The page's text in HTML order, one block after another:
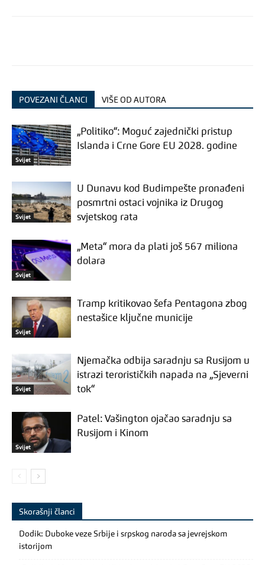
POVEZANI ČLANCI VIŠE OD AUTORA
Svijet
„Politiko“: Moguć zajednički pristup
Islanda i Crne Gore EU 2028. godine
Svijet
U Dunavu kod Budimpešte pronađeni
posmrtni ostaci vojnika iz Drugog
svjetskog rata
Svijet
„Meta“ mora da plati još 567 miliona
dolara
Svijet
Tramp kritikovao šefa Pentagona zbog
nestašice ključne municije
Svijet
Njemačka odbija saradnju sa Rusijom u
istrazi terorističkih napada na „Sjeverni
tok“
Svijet
Patel: Vašington ojačao saradnju sa
Rusijom i Kinom
Skorašnji članci
Dodik: Duboke veze Srbije i srpskog naroda sa jevrejskom
istorijom